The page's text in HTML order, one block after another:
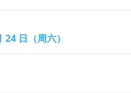
日（周六）